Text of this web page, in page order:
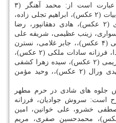
زوایای زندگی ایرانی اسلامی عبارت است از: محمد آهنگر (۳
عکس)، حمیدرضا بازرگانی، پویا بیات (۲ عکس)، ابراهیم تجلی زاده،
سروش جوادیان، مجتبی حیدری (۲ عکس)، هادی دهقانپور، رضا
سواری، زینب عظیمی، شریفه علی
آبادی، ابراهیم علیپور، امیر عنایتی (۴ عکس)،، جابر غلامی، نسترن
فرجادپزشک، جمشید فرجوندفردا، فرزانه سادات ملکی (۲ عکس)،
محدثه قافله باشی، احمدرضا کریمی (۲ عکس)، سیده زهرا کشفی
حقیقی، سلیمان گلی، محمد مهدی ورال (۲ عکس)،، وحید مؤمن
جلوه های شادی در حرم مطهر
است: سروش جوادیان، فرزانه
سیدمصطفی خشرو، علی خوانین، امین
سمانه شیرازی (۲ عکس)، محمدحسین صفری، مریم